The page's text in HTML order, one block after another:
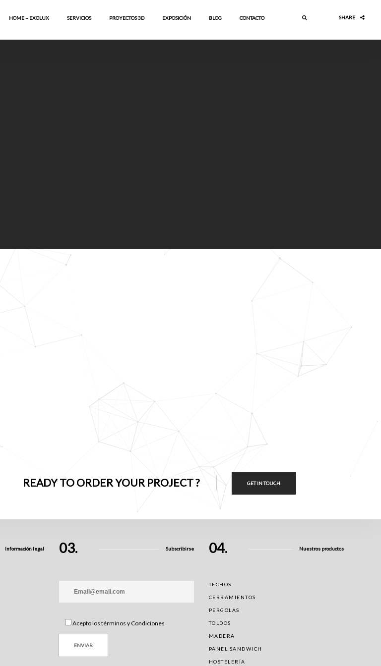
SHARE
HOME – EXOLUX SERVICIOS PROYECTOS 3D EXPOSICIÓN BLOG CONTACTO
READY TO ORDER YOUR PROJECT ? GET IN TOUCH
Información legal 03. Subscribirse
Acepto los términos y Condiciones
04. Nuestros productos
TECHOS
CERRAMIENTOS
PERGOLAS
TOLDOS
MADERA
PANEL SANDWICH
HOSTELERÍA